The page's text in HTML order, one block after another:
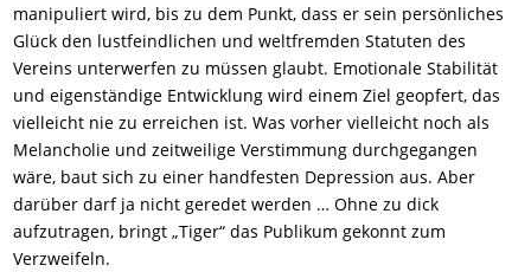
manipuliert wird, bis zu dem Punkt, dass er sein persönliches
Glück den lustfeindlichen und weltfremden Statuten des
Vereins unterwerfen zu müssen glaubt. Emotionale Stabilität
und eigenständige Entwicklung wird einem Ziel geopfert, das
vielleicht nie zu erreichen ist. Was vorher vielleicht noch als
Melancholie und zeitweilige Verstimmung durchgegangen
wäre, baut sich zu einer handfesten Depression aus. Aber
darüber darf ja nicht geredet werden … Ohne zu dick
aufzutragen, bringt „Tiger“ das Publikum gekonnt zum
Verzweifeln.